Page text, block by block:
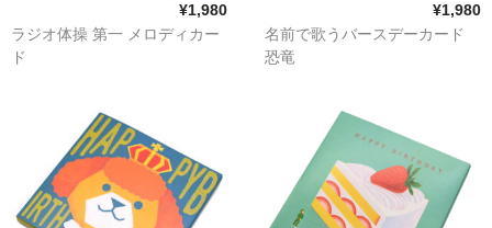
¥1,980
ラジオ体操 第一 メロディカー
ド
¥1,980
名前で歌うバースデーカード
恐竜